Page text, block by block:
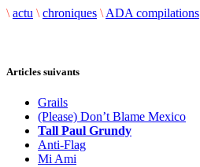
\ actu \ chroniques \ ADA compilations
Articles suivants
Grails
(Please) Don’t Blame Mexico
Tall Paul Grundy
Anti-Flag
Mi Ami